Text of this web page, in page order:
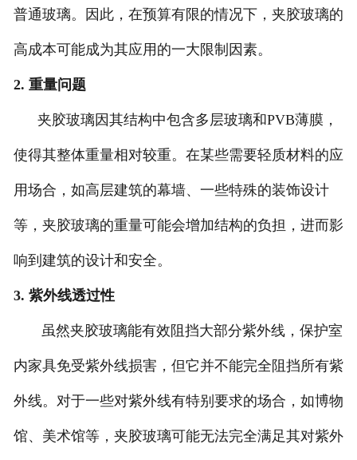
普通玻璃。因此，在预算有限的情况下，夹胶玻璃的
高成本可能成为其应用的一大限制因素。
2. 重量问题
夹胶玻璃因其结构中包含多层玻璃和PVB薄膜，
使得其整体重量相对较重。在某些需要轻质材料的应
用场合，如高层建筑的幕墙、一些特殊的装饰设计
等，夹胶玻璃的重量可能会增加结构的负担，进而影
响到建筑的设计和安全。
3. 紫外线透过性
虽然夹胶玻璃能有效阻挡大部分紫外线，保护室
内家具免受紫外线损害，但它并不能完全阻挡所有紫
外线。对于一些对紫外线有特别要求的场合，如博物
馆、美术馆等，夹胶玻璃可能无法完全满足其对紫外